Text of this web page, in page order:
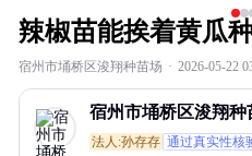
辣椒苗能挨着黄瓜
宿州市埇桥区浚翔种苗场 · 2026-05-22
宿州市埇桥区浚翔种
法人:孙存存 通过真实性核